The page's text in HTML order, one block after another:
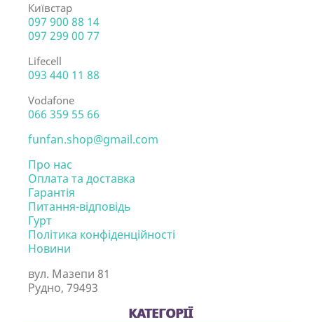
Київстар
097 900 88 14
097 299 00 77
Lifecell
093 440 11 88
Vodafone
066 359 55 66
funfan.shop@gmail.com
Про нас
Оплата та доставка
Гарантія
Питання-відповідь
Гурт
Політика конфіденційності
Новини
вул. Мазепи 81
Рудно, 79493
КАТЕГОРІЇ